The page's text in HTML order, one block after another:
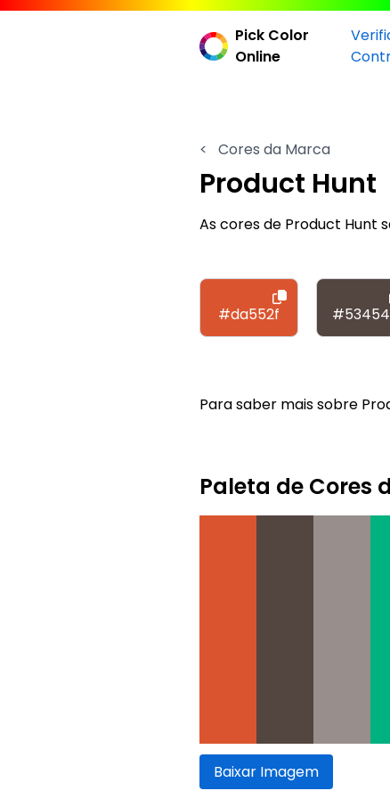
Pick Color
Online
< Cores da Marca
Product Hunt
As cores de Product
#da552f
Para saber mais sobre
Paleta de Cores
Baixar Imagem